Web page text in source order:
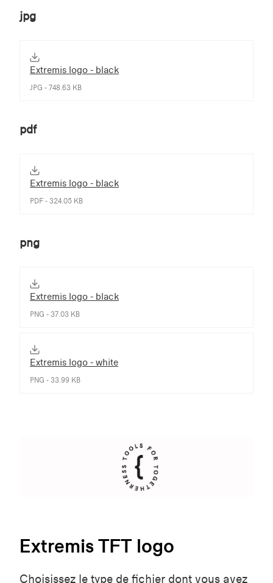
jpg
Extremis logo - black
JPG - 748.63 KB
pdf
Extremis logo - black
PDF - 324.05 KB
png
Extremis logo - black
PNG - 37.03 KB
Extremis logo - white
PNG - 33.99 KB
Extremis TFT logo
Choisissez le type de fichier dont vous avez